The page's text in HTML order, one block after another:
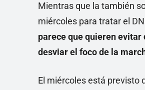
Mientras que la también
miércoles para tratar el
parece que quieren
desviar el foco de la
El miércoles está previsto